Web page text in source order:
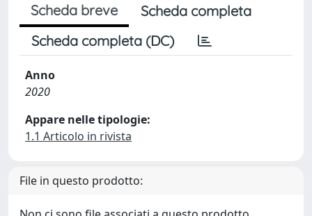
Scheda breve
Scheda completa
Scheda completa (DC)
Anno
2020
Appare nelle tipologie:
1.1 Articolo in rivista
File in questo prodotto: